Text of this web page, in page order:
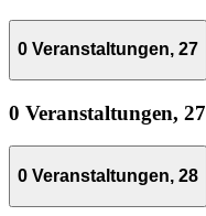
0 Veranstaltungen, 27
0 Veranstaltungen, 27
0 Veranstaltungen, 28